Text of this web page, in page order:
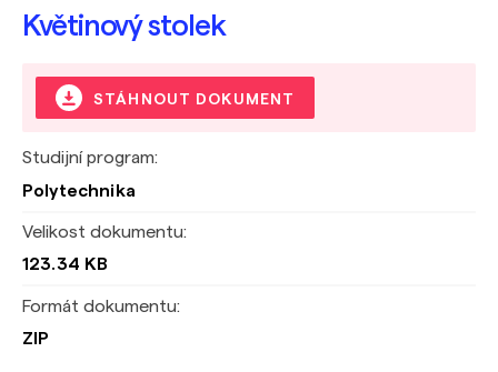
Květinový stolek
STÁHNOUT DOKUMENT
Studijní program:
Polytechnika
Velikost dokumentu:
123.34 KB
Formát dokumentu:
ZIP